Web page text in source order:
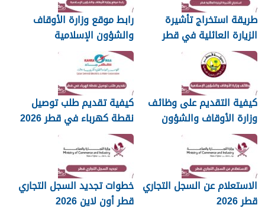
طريقة استخراج تأشيرة
الزيارة العائلية في قطر
2026
رابط موقع وزارة الأوقاف
والشؤون الإسلامية
islam.gov.qa
كيفية التقديم على وظائف
وزارة الأوقاف والشؤون
الإسلامية قطر 2026
كيفية تقديم طلب توصيل
نقطة كهرباء في قطر 2026
الاستعلام عن السجل التجاري
قطر 2026
خطوات تجديد السجل التجاري
قطر أون لاين 2026